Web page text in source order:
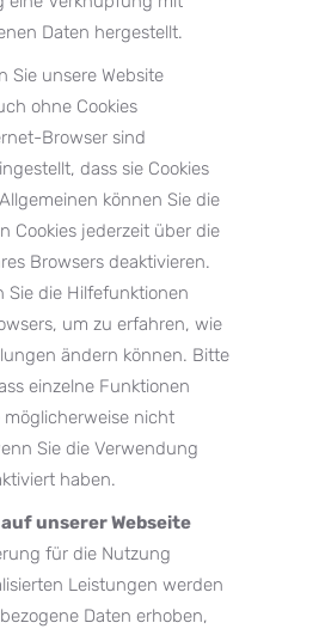
Daten hergestellt.
Sie unsere Website
ohne Cookies
Browser sind
dass sie Cookies
können Sie die
Cookies jederzeit über die
Browsers deaktivieren.
Sie die Hilfefunktionen
um zu erfahren, wie
ändern können. Bitte
einzelne Funktionen
möglicherweise nicht
Sie die Verwendung
haben.
unserer Webseite
für die Nutzung
Leistungen werden
Daten erhoben,